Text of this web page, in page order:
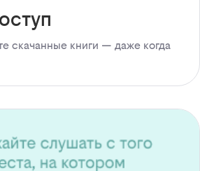
скачанные книги — даже когда